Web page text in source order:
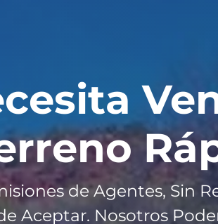
R
de Agentes, Sin
Aceptar. Nosotros